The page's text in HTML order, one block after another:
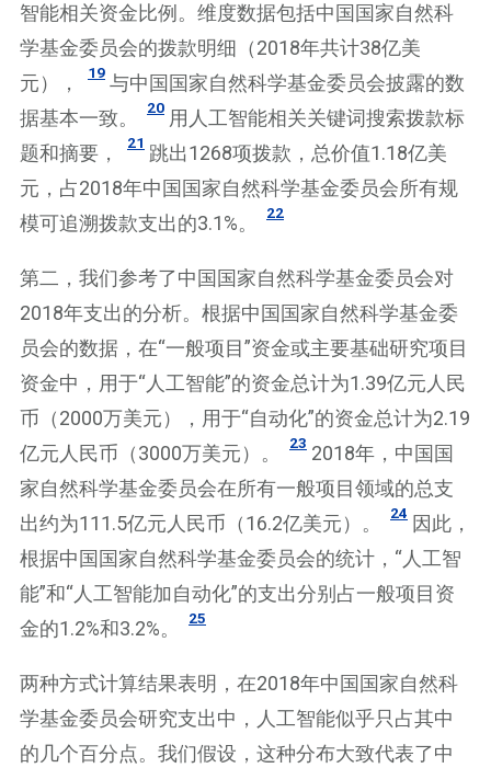
智能相关资金比例。维度数据包括中国国家自然科
学基金委员会的拨款明细（2018年共计38亿美
元），
19 与中国国家自然科学基金委员会披露的数
据基本一致。
20 用人工智能相关关键词搜索拨款标
题和摘要，
21 跳出1268项拨款，总价值1.18亿美
元，占2018年中国国家自然科学基金委员会所有规
模可追溯拨款支出的3.1%。
22
第二，我们参考了中国国家自然科学基金委员会对
2018年支出的分析。根据中国国家自然科学基金委
员会的数据，在“一般项目”资金或主要基础研究项目
资金中，用于“人工智能”的资金总计为1.39亿元人民
币（2000万美元），用于“自动化”的资金总计为2.19
亿元人民币（3000万美元）。
23 2018年，中国国
家自然科学基金委员会在所有一般项目领域的总支
出约为111.5亿元人民币（16.2亿美元）。
24 因此，
根据中国国家自然科学基金委员会的统计，“人工智
能”和“人工智能加自动化”的支出分别占一般项目资
金的1.2%和3.2%。
25
两种方式计算结果表明，在2018年中国国家自然科
学基金委员会研究支出中，人工智能似乎只占其中
的几个百分点。我们假设，这种分布大致代表了中